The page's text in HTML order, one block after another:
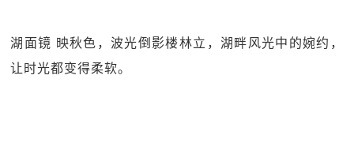
湖面镜 映秋色，波光倒影楼林立，湖畔风光中的婉约，
让时光都变得柔软。